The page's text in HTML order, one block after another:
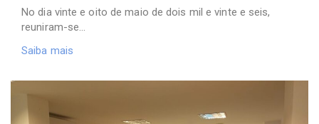
No dia vinte e oito de maio de dois mil e vinte e seis,
reuniram-se…
Saiba mais